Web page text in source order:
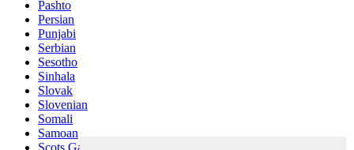
Pashto
Persian
Punjabi
Serbian
Sesotho
Sinhala
Slovak
Slovenian
Somali
Samoan
Scots Gaelic